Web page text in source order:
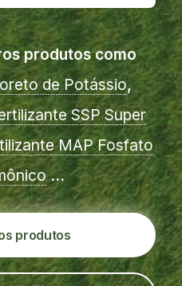
produtos como
de Potássio,
SSP Super
MAPFosfato
...
produtos